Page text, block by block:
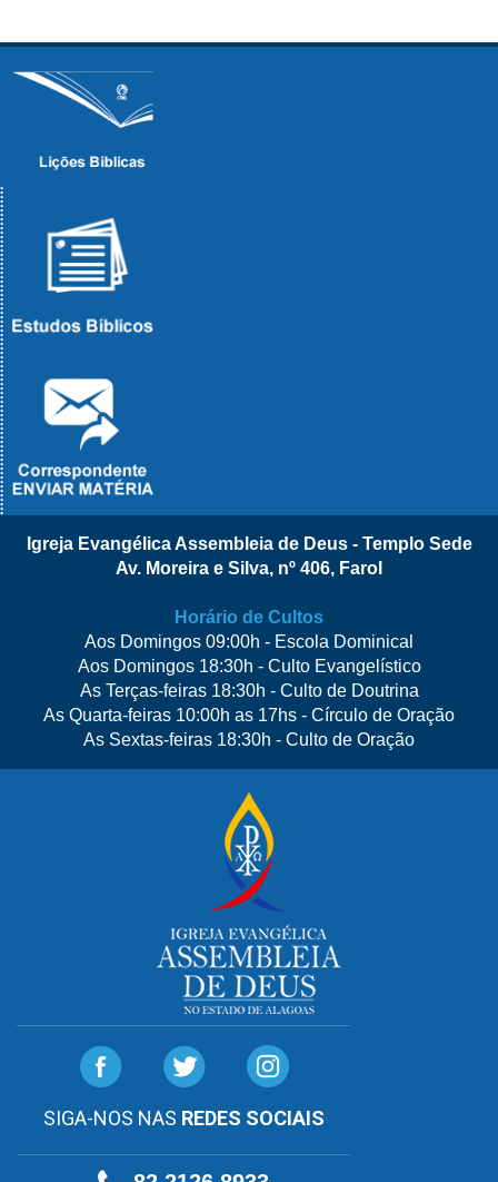
Igreja Evangélica Assembleia de Deus - Templo Sede
Av. Moreira e Silva, nº 406, Farol
Horário de Cultos
Aos Domingos 09:00h - Escola Dominical
Aos Domingos 18:30h - Culto Evangelístico
As Terças-feiras 18:30h - Culto de Doutrina
As Quarta-feiras 10:00h as 17hs - Círculo de Oração
As Sextas-feiras 18:30h - Culto de Oração
SIGA-NOS NAS REDES SOCIAIS